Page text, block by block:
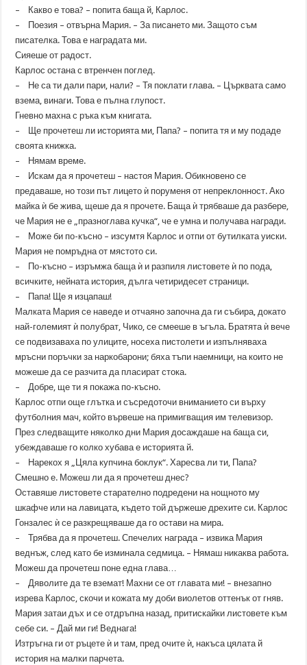
– Какво е това? – попита баща й, Карлос.
– Поезия – отвърна Мария. – За писането ми. Защото съм
писателка. Това е наградата ми.
Сияеше от радост.
Карлос остана с втренчен поглед.
– Не са ти дали пари, нали? – Тя поклати глава. – Църквата само
взема, винаги. Това е пълна глупост.
Гневно махна с ръка към книгата.
– Ще прочетеш ли историята ми, Папа? – попита тя и му подаде
своята книжка.
– Нямам време.
– Искам да я прочетеш – настоя Мария. Обикновено се
предаваше, но този път лицето ѝ поруменя от непреклонност. Ако
майка ѝ бе жива, щеше да я прочете. Баща ѝ трябваше да разбере,
че Мария не е „празноглава кучка“, че е умна и получава награди.
– Може би по-късно – изсумтя Карлос и отпи от бутилката уиски.
Мария не помръдна от мястото си.
– По-късно – изръмжа баща ѝ и разпиля листовете ѝ по пода,
всичките, нейната история, дълга четиридесет страници.
– Папа! Ще я изцапаш!
Малката Мария се наведе и отчаяно започна да ги събира, докато
най-големият ѝ полубрат, Чико, се смееше в ъгъла. Братята ѝ вече
се подвизаваха по улиците, носеха пистолети и изпълняваха
мръсни поръчки за наркобарони; бяха тъпи наемници, на които не
можеше да се разчита да пласират стока.
– Добре, ще ти я покажа по-късно.
Карлос отпи още глътка и съсредоточи вниманието си върху
футболния мач, който вървеше на примигващия им телевизор.
През следващите няколко дни Мария досаждаше на баща си,
убеждаваше го колко хубава е историята й.
– Нарекох я „Цяла купчина боклук“. Харесва ли ти, Папа?
Смешно е. Можеш ли да я прочетеш днес?
Оставяше листовете старателно подредени на нощното му
шкафче или на лавицата, където той държеше дрехите си. Карлос
Гонзалес ѝ се разкрещяваше да го остави на мира.
– Трябва да я прочетеш. Спечелих награда – извика Мария
веднъж, след като бе изминала седмица. – Нямаш никаква работа.
Можеш да прочетеш поне една глава…
– Дяволите да те вземат! Махни се от главата ми! – внезапно
изрева Карлос, скочи и кожата му доби виолетов оттенък от гняв.
Мария затаи дъх и се отдръпна назад, притискайки листовете към
себе си. – Дай ми ги! Веднага!
Изтръгна ги от ръцете ѝ и там, пред очите ѝ, накъса цялата й
история на малки парчета.